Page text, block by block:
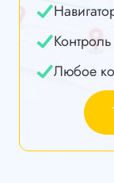
Любое